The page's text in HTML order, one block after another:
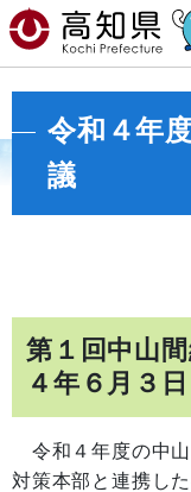
令和４年
議
第１回中山
４年６月３日
令和４年度の中山
対策本部と連携し